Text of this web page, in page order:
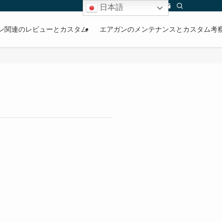
関連のレビューとカスタム エアガンのメンテナンスとカスタム考
日本語